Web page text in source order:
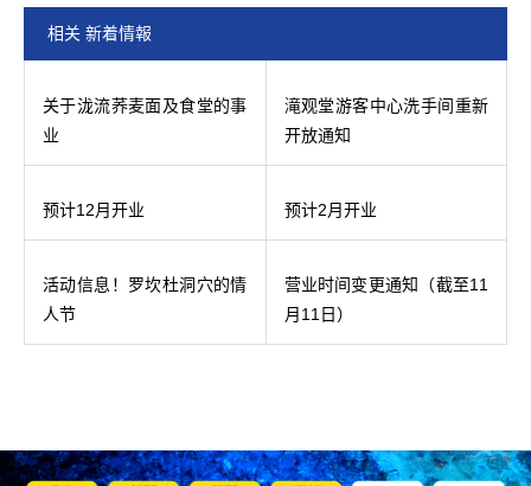
相关 新着情報
关于泷流荞麦面及食堂的事
业
滝观堂游客中心洗手间重新
开放通知
预计12月开业 预计2月开业
活动信息！罗坎杜洞穴的情
人节
营业时间变更通知（截至11
月11日）